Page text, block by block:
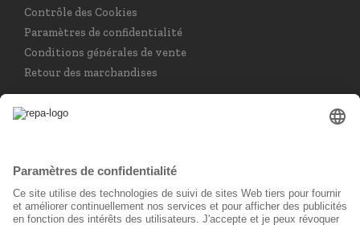
Contrôle des Cookies
Paramètres de confidentialité
Conditions générales de vente
Retour des marchandises
Choisir la langue
Français